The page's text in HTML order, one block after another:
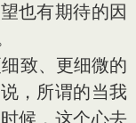
也有期待的因
致、更细微的
，所谓的当我
候，这个心去